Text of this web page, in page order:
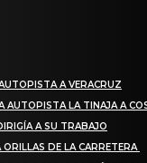
A VERACRUZ
AUTOPISTA LA TINAJA A
A SU TRABAJO
DE LA CARRETERA